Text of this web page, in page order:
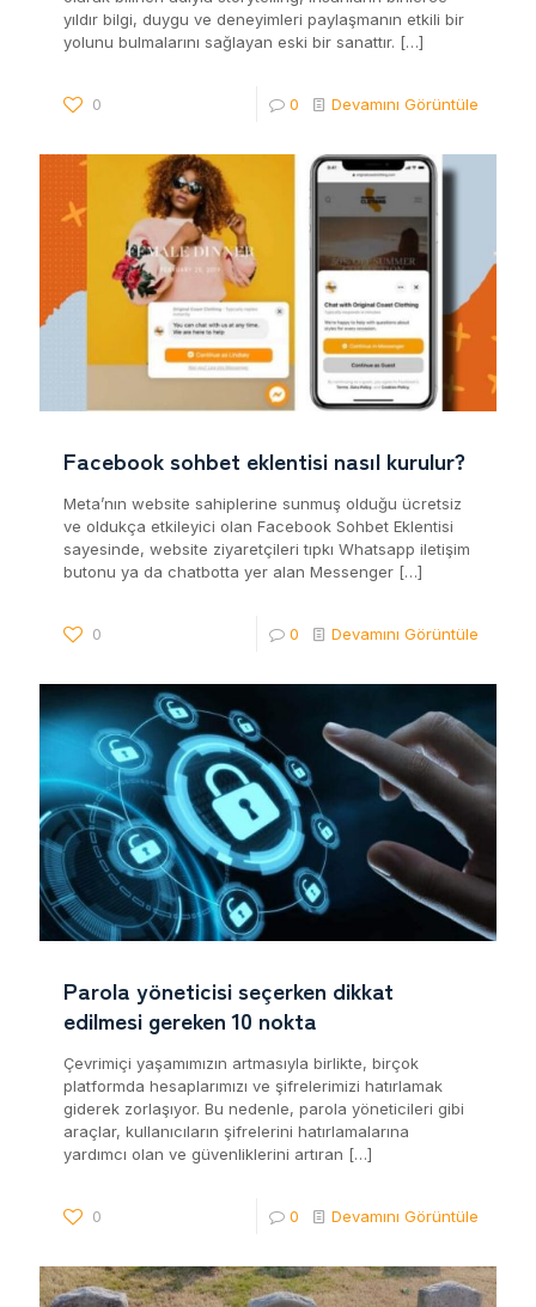
yıldır bilgi, duygu ve deneyimleri paylaşmanın etkili bir
yolunu bulmalarını sağlayan eski bir sanattır. […]
0 0 Devamını Görüntüle
Facebook sohbet eklentisi nasıl kurulur?
Meta’nın website sahiplerine sunmuş olduğu ücretsiz
ve oldukça etkileyici olan Facebook Sohbet Eklentisi
sayesinde, website ziyaretçileri tıpkı Whatsapp iletişim
butonu ya da chatbotta yer alan Messenger […]
0 0 Devamını Görüntüle
Parola yöneticisi seçerken dikkat
edilmesi gereken 10 nokta
Çevrimiçi yaşamımızın artmasıyla birlikte, birçok
platformda hesaplarımızı ve şifrelerimizi hatırlamak
giderek zorlaşıyor. Bu nedenle, parola yöneticileri gibi
araçlar, kullanıcıların şifrelerini hatırlamalarına
yardımcı olan ve güvenliklerini artıran […]
0 0 Devamını Görüntüle